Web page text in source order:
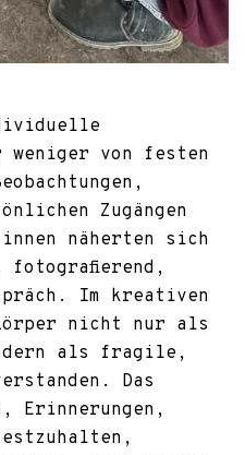
weniger von festen
Zugängen
näherten sich
fotografierend,
Im kreativen
nicht nur als
als fragile,
Das
Erinnerungen,